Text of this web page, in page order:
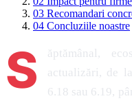
03 Recomandari
04 Concluziile noastre
S
ăptămânal,
actualizări, de
6.18 sau 6.19,